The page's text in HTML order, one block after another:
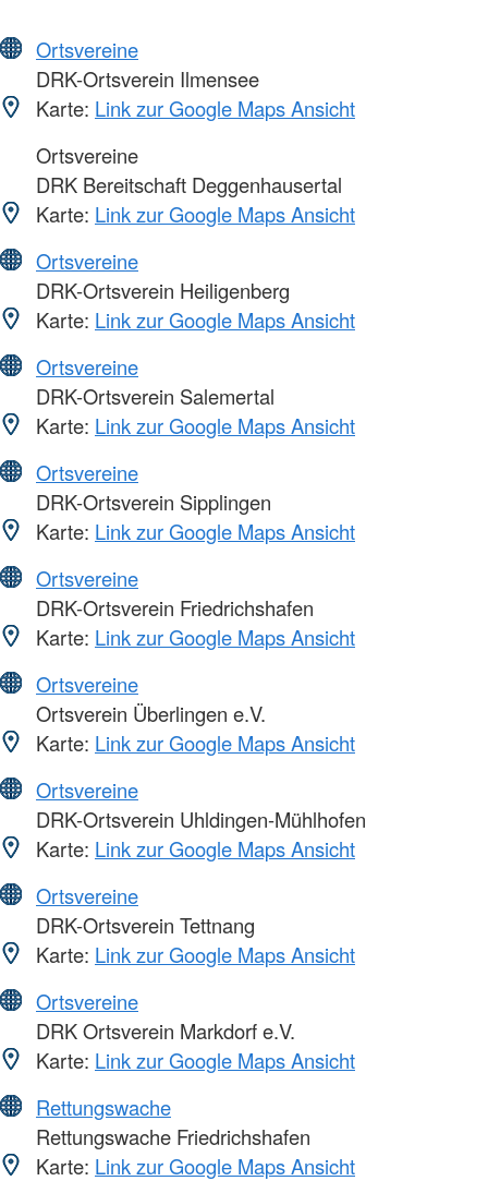
Ortsvereine
DRK-Ortsverein Ilmensee
Karte: Link zur Google Maps Ansicht
Ortsvereine
DRK Bereitschaft Deggenhausertal
Karte: Link zur Google Maps Ansicht
Ortsvereine
DRK-Ortsverein Heiligenberg
Karte: Link zur Google Maps Ansicht
Ortsvereine
DRK-Ortsverein Salemertal
Karte: Link zur Google Maps Ansicht
Ortsvereine
DRK-Ortsverein Sipplingen
Karte: Link zur Google Maps Ansicht
Ortsvereine
DRK-Ortsverein Friedrichshafen
Karte: Link zur Google Maps Ansicht
Ortsvereine
Ortsverein Überlingen e.V.
Karte: Link zur Google Maps Ansicht
Ortsvereine
DRK-Ortsverein Uhldingen-Mühlhofen
Karte: Link zur Google Maps Ansicht
Ortsvereine
DRK-Ortsverein Tettnang
Karte: Link zur Google Maps Ansicht
Ortsvereine
DRK Ortsverein Markdorf e.V.
Karte: Link zur Google Maps Ansicht
Rettungswache
Rettungswache Friedrichshafen
Karte: Link zur Google Maps Ansicht